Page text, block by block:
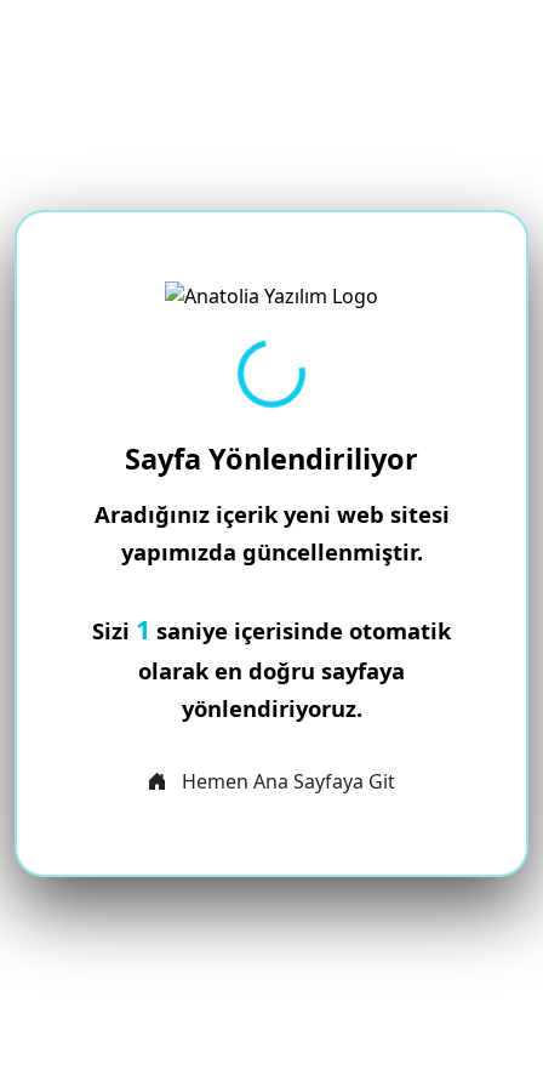
Yükleniyor...
Sayfa Yönlendiriliyor
Aradığınız içerik yeni web sitesi
yapımızda güncellenmiştir.
Sizi 1 saniye içerisinde otomatik
olarak en doğru sayfaya
yönlendiriyoruz.
Hemen Ana Sayfaya Git